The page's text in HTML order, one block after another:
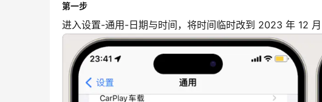
第一步
进入设置-通用-日期与时间，将时间临时改到 2023 年 12 月